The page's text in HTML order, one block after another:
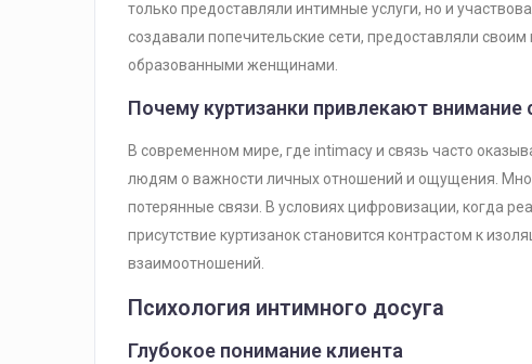
только предоставляли интимные услуги, но и
создавали попечительские сети, предоставляли
образованными женщинами.
Почему куртизанки привлекают
В современном мире, где intimacy и связь часто
людям о важности личных отношений и ощущения.
потерянные связи. В условиях цифровизации, когда
присутствие куртизанок становится контрастом к
взаимоотношений.
Психология интимного досуга
Глубокое понимание клиента